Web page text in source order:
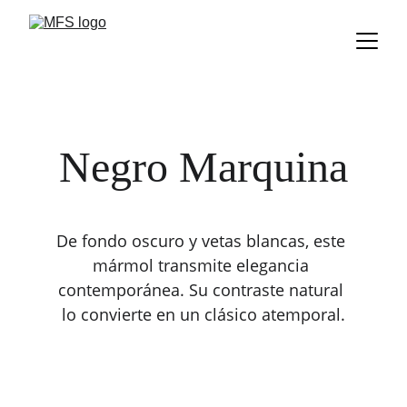
Negro Marquina
De fondo oscuro y vetas blancas, este
mármol transmite elegancia
contemporánea. Su contraste natural
lo convierte en un clásico atemporal.